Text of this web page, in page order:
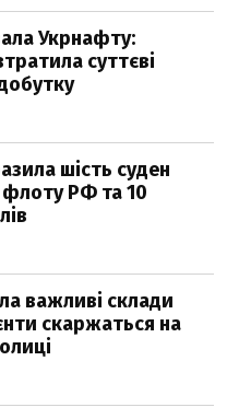
Укрнафту:
суттєві
шість суден
флоту РФ та 10
важливі склади
скаржаться на